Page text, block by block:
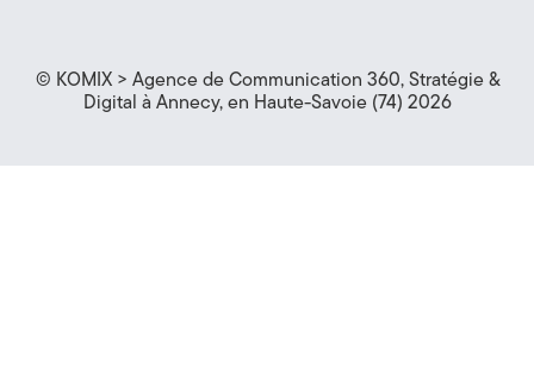
gd
© KOMIX > Agence de Communication 360, Stratégie &
Digital à Annecy, en Haute-Savoie (74) 2026